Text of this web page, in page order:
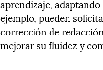
aprendizaje,
ejemplo, pueden
corrección de
mejorar su fluidez y